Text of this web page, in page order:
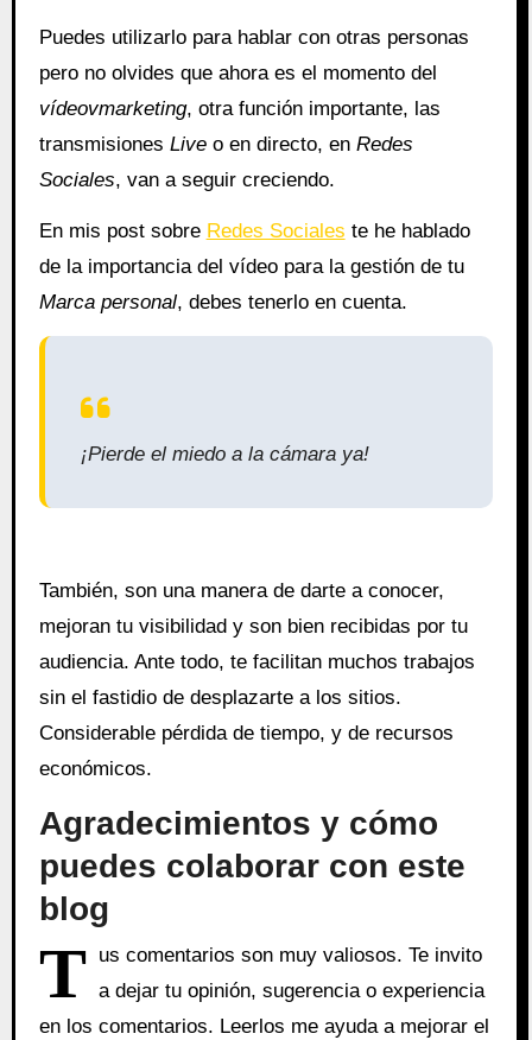
Puedes utilizarlo para hablar con otras personas
pero no olvides que ahora es el momento del
vídeovmarketing, otra función importante, las
transmisiones Liveo en directo, en Redes
Sociales, van a seguir creciendo.
En mis post sobre Redes Sociales te he hablado
de la importancia del vídeo para la gestión de tu
Marca personal, debes tenerlo en cuenta.
¡Pierde el miedo a la cámara ya!
También, son una manera de darte a conocer,
mejoran tu visibilidad y son bien recibidas por tu
audiencia. Ante todo, te facilitan muchos trabajos
sin el fastidio de desplazarte a los sitios.
Considerable pérdida de tiempo, y de recursos
económicos.
Agradecimientos y cómo
puedes colaborar con este
blog
T
us comentarios son muy valiosos. Te invito
a dejar tu opinión, sugerencia o experiencia
en los comentarios. Leerlos me ayuda a mejorar el